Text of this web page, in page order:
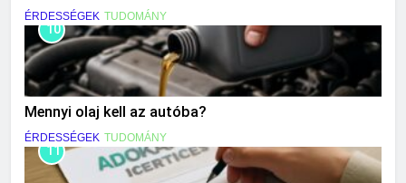
ÉRDESSÉGEK TUDOMÁNY
10
Mennyi olaj kell az autóba?
ÉRDESSÉGEK TUDOMÁNY
11